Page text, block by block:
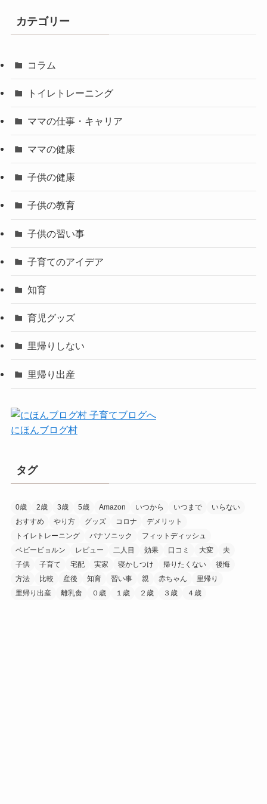
カテゴリー
コラム
トイレトレーニング
ママの仕事・キャリア
ママの健康
子供の健康
子供の教育
子供の習い事
子育てのアイデア
知育
育児グッズ
里帰りしない
里帰り出産
にほんブログ村
タグ
0歳 2歳 3歳 5歳 Amazon いつから いつまで
いらない
おすすめ
やり方 グッズ コロナ
デメリット
トイレトレーニング
パナソニック
フィットディッシュ
ベビービョルン
レビュー 二人目 効果 口コミ 大変
夫
子供
子育て 宅配 実家 寝かしつけ 帰りたくない
後悔
方法
比較 産後 知育 習い事 親 赤ちゃん
里帰り
里帰り出産
離乳食 ０歳 １歳 ２歳 ３歳 ４歳